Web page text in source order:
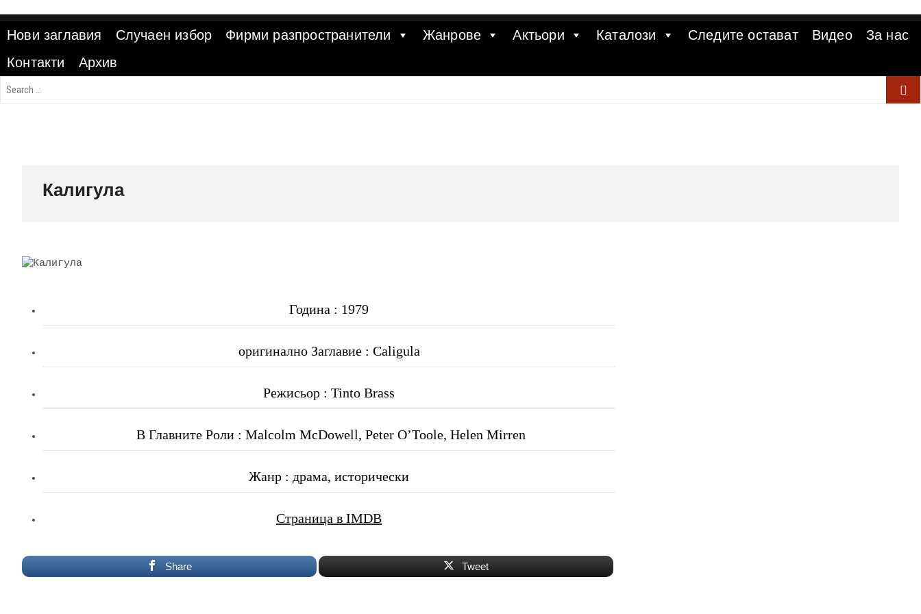
content
Нови заглавия Случаен избор Фирми разпространители Жанрове Актьори Каталози Следите остават Видео
За нас
Контакти
Архив
Калигула
Година : 1979
оригинално Заглавие : Caligula
Режисьор : Tinto Brass
В Главните Роли : Malcolm McDowell, Peter O’Toole, Helen Mirren
Жанр : драма, исторически
Страница в IMDB
Share Tweet